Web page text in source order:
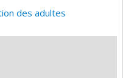
des adultes